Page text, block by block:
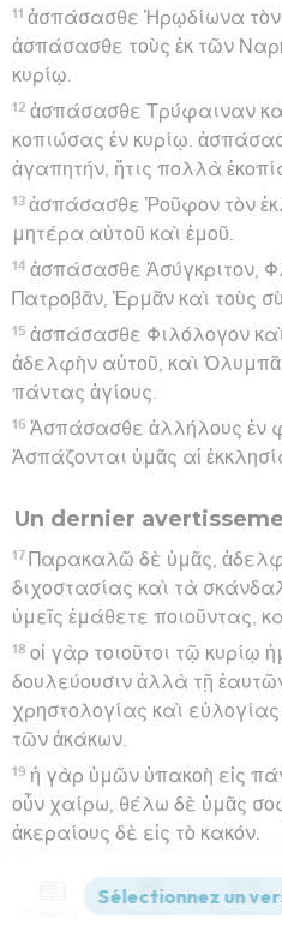
11 ἀσπάσασθε Ἡρῳδίωνα τὸν
ἀσπάσασθε τοὺς ἐκ τῶν
κυρίῳ.
12 ἀσπάσασθε Τρύφαιναν
κοπιώσας ἐν κυρίῳ.
ἀγαπητήν, ἥτις πολλὰ
13 ἀσπάσασθε Ῥοῦφον τὸν
μητέρα αὐτοῦ καὶ ἐμοῦ.
14 ἀσπάσασθε Ἀσύγκριτον,
Πατροβᾶν, Ἑρμᾶν καὶ τοὺς
15 ἀσπάσασθε Φιλόλογον
ἀδελφὴν αὐτοῦ, καὶ
πάντας ἁγίους.
16 Ἀσπάσασθε ἀλλήλους ἐν
Ἀσπάζονται ὑμᾶς αἱ
Un dernier
17 Παρακαλῶ δὲ ὑμᾶς,
διχοστασίας καὶ τὰ
ὑμεῖς ἐμάθετε ποιοῦντας,
18 οἱ γὰρ τοιοῦτοι τῷ κυρίῳ
δουλεύουσιν ἀλλὰ τῇ
χρηστολογίας καὶ
τῶν ἀκάκων.
19 ἡ γὰρ ὑμῶν ὑπακοὴ εἰς
οὖν χαίρω, θέλω δὲ ὑμᾶς
ἀκεραίους δὲ εἰς τὸ κακόν.
τοὺς πόδας ὑμῶν ἐν τάχει.
Versions Commentaires